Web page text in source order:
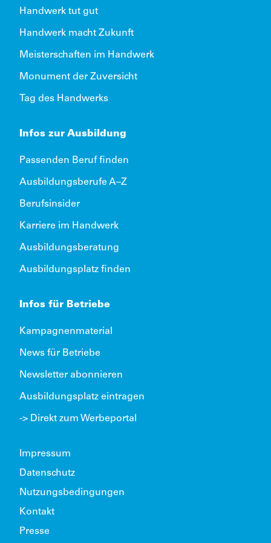
Handwerk tut gut
Handwerk macht Zukunft
Meisterschaften im Handwerk
Monument der Zuversicht
Tag des Handwerks
Infos zur Ausbildung
Passenden Beruf finden
Ausbildungsberufe A–Z
Berufsinsider
Karriere im Handwerk
Ausbildungsberatung
Ausbildungsplatz finden
Infos für Betriebe
Kampagnenmaterial
News für Betriebe
Newsletter abonnieren
Ausbildungsplatz eintragen
-> Direkt zum Werbeportal
Impressum
Datenschutz
Nutzungsbedingungen
Kontakt
Presse